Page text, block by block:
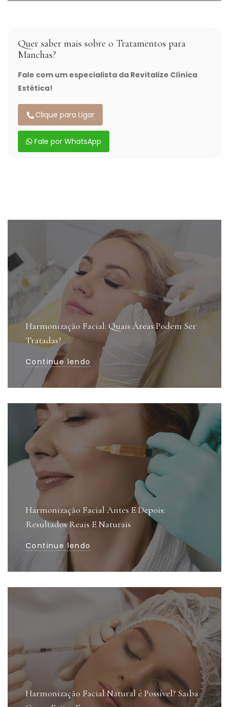
Quer saber mais sobre o Tratamentos para
Manchas?
Fale com um especialista da Revitalize Clínica
Estética!
Clique para Ligar
Fale por WhatsApp
Harmonização Facial: Quais Áreas Podem Ser
Tratadas?
Continue lendo
Harmonização Facial Antes E Depois:
Resultados Reais E Naturais
Continue lendo
Harmonização Facial Natural é Possível? Saiba